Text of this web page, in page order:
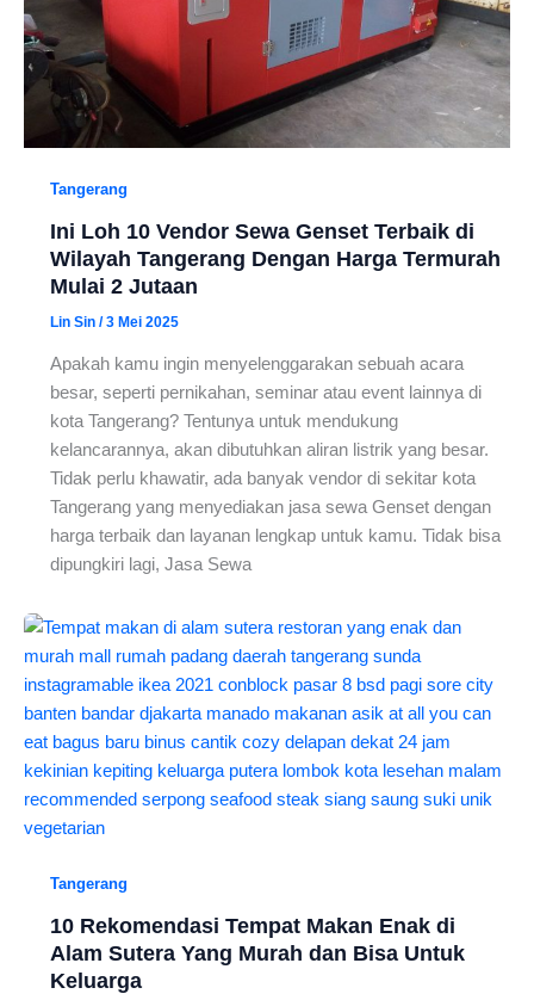
Tangerang
Ini Loh 10 Vendor Sewa Genset Terbaik di
Wilayah Tangerang Dengan Harga Termurah
Mulai 2 Jutaan
Lin Sin /3 Mei 2025
Apakah kamu ingin menyelenggarakan sebuah acara
besar, seperti pernikahan, seminar atau event lainnya di
kota Tangerang? Tentunya untuk mendukung
kelancarannya, akan dibutuhkan aliran listrik yang besar.
Tidak perlu khawatir, ada banyak vendor di sekitar kota
Tangerang yang menyediakan jasa sewa Genset dengan
harga terbaik dan layanan lengkap untuk kamu. Tidak bisa
dipungkiri lagi, Jasa Sewa
Tangerang
10 Rekomendasi Tempat Makan Enak di
Alam Sutera Yang Murah dan Bisa Untuk
Keluarga